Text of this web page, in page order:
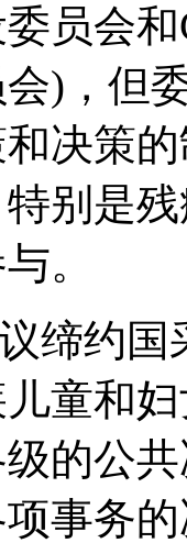
员会
)，但
决策
别是
。
缔约
童和
的公
事务